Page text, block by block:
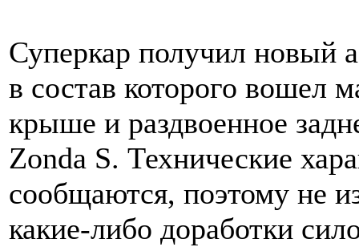
Суперкар получил новый
в состав которого вошел
крыше и раздвоенное
Zonda S. Технические
сообщаются, поэтому не
какие-либо доработки